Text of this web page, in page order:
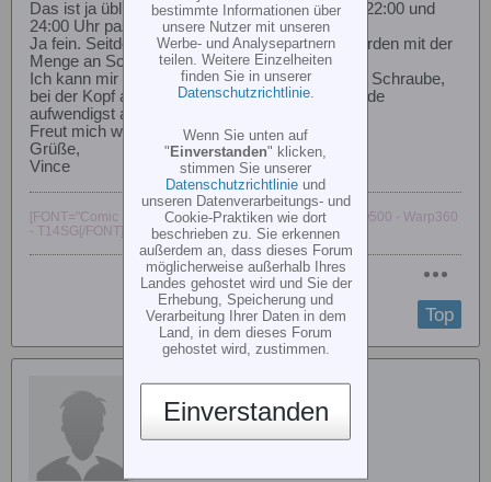
Das ist ja üblich, dass sowas immer zwischen 22:00 und
24:00 Uhr passiert. :-)
Ja fein. Seitdem bin ich etwas sparsamer geworden mit der
Menge an Schraubensicherung.
Ich kann mir nix schlümmeres vorstellen als ne Schraube,
bei der Kopf abgerissen ist und man das Gewinde
aufwendigst ausbohren muss...
Freut mich wenn es bei Dir geklappt hat
Grüße,
Vince
[FONT="Comic Sans MS"]Logo700xx - Diabolo700 - EXO500 - Warp360
- T14SG[/FONT]
Top
d:revan
bestimmte Informationen über
unsere Nutzer mit unseren
Werbe- und Analysepartnern
teilen. Weitere Einzelheiten
finden Sie in unserer
Datenschutzrichtlinie.
Wenn Sie unten auf
"Einverstanden" klicken,
stimmen Sie unserer
Datenschutzrichtlinie und
unseren Datenverarbeitungs- und
Cookie-Praktiken wie dort
beschrieben zu. Sie erkennen
außerdem an, dass dieses Forum
möglicherweise außerhalb Ihres
Landes gehostet wird und Sie der
Erhebung, Speicherung und
Verarbeitung Ihrer Daten in dem
Land, in dem dieses Forum
gehostet wird, zustimmen.
Einverstanden